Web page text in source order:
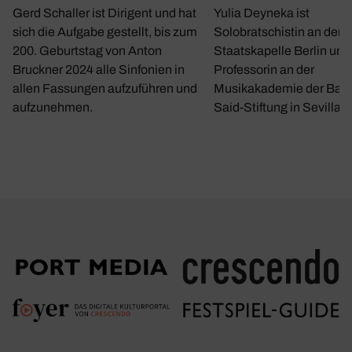
Gerd Schaller ist Dirigent und hat
sich die Aufgabe gestellt, bis zum
200. Geburtstag von Anton
Bruckner 2024 alle Sinfonien in
allen Fassungen aufzuführen und
aufzunehmen.
Yulia Deyneka ist
Solobratschistin an der
Staatskapelle Berlin und
Professorin an der
Musikakademie der
Said-Stiftung in Sevilla.